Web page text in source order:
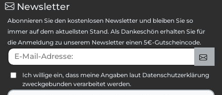
Newsletter
Abonnieren Sie den kostenlosen Newsletter und bleiben Sie so
immer auf dem aktuellsten Stand. Als Dankeschön erhalten Sie für
die Anmeldung zu unserem Newsletter einen 5€-Gutscheincode.
E-Mail-Adresse:
Ich willige ein, dass meine Angaben laut Datenschutzerklärung
zweckgebunden verarbeitet werden.